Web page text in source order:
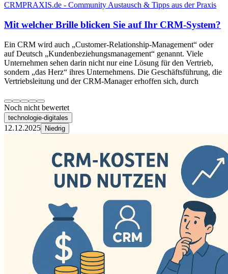
CRMPRAXIS.de - Community Austausch & Tipps aus der Praxis
Mit welcher Brille blicken Sie auf Ihr CRM-System?
Ein CRM wird auch „Customer-Relationship-Management“ oder
auf Deutsch „Kundenbeziehungsmanagement“ genannt. Viele
Unternehmen sehen darin nicht nur eine Lösung für den Vertrieb,
sondern „das Herz“ ihres Unternehmens. Die Geschäftsführung, die
Vertriebsleitung und der CRM-Manager erhoffen sich, durch
Noch nicht bewertet
technologie-digitales
12.12.2025 Niedrig